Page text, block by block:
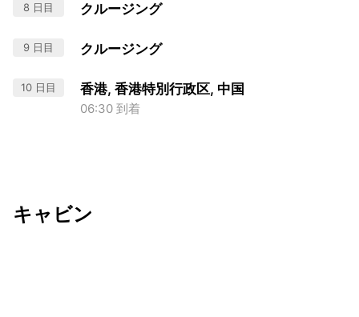
8 日目 クルージング
9 日目 クルージング
10 日目 香港, 香港特別行政区, 中国
06:30 到着
キャビン